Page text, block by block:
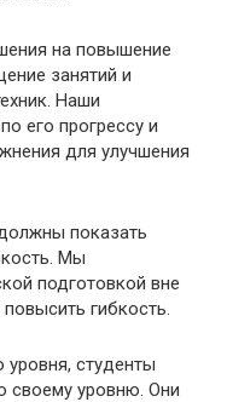
на повышение
занятий и
Наши
его прогрессу и
для улучшения
показать
Мы
подготовкой вне
гибкость.
студенты
своему уровню. Они